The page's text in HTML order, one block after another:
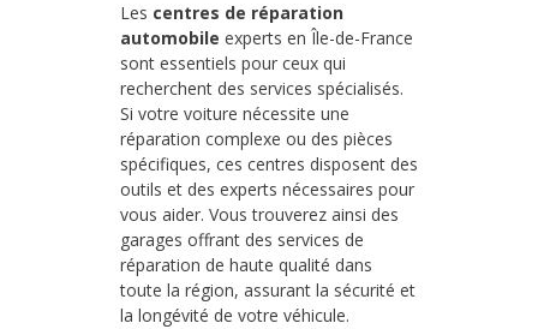
Les centres de réparation
automobile experts en Île-de-France
sont essentiels pour ceux qui
recherchent des services spécialisés.
Si votre voiture nécessite une
réparation complexe ou des pièces
spécifiques, ces centres disposent des
outils et des experts nécessaires pour
vous aider. Vous trouverez ainsi des
garages offrant des services de
réparation de haute qualité dans
toute la région, assurant la sécurité et
la longévité de votre véhicule.